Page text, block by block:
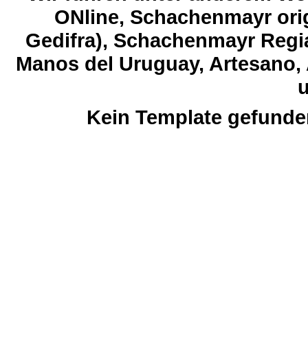
ONline, Schachenmayr
Gedifra), Schachenmayr
Manos del Uruguay,
Kein Template